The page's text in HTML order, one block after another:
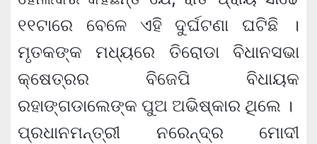
୧୧ଟାରେ ବେଳେ ଏହି ଦୁର୍ଘଟଣା ଘଟିଛି ।
ମୃତକଙ୍କ ମଧ୍ୟରେ ତିରୋଡା ବିଧାନସଭା
କ୍ଷେତ୍ରର ବିଜେପି ବିଧାୟକ
ରହାଙ୍ଗଡାଲେଙ୍କ ପୁଅ ଅଭିଷ୍କାର ଥିଲେ ।
ପ୍ରଧାନମନ୍ତ୍ରୀ ନରେନ୍ଦ୍ର ମୋଦୀ